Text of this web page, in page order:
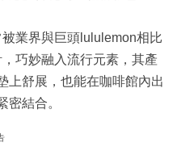
業界與巨頭lululemon相比
巧妙融入流行元素，其產
上舒展，也能在咖啡館內出
密結合。